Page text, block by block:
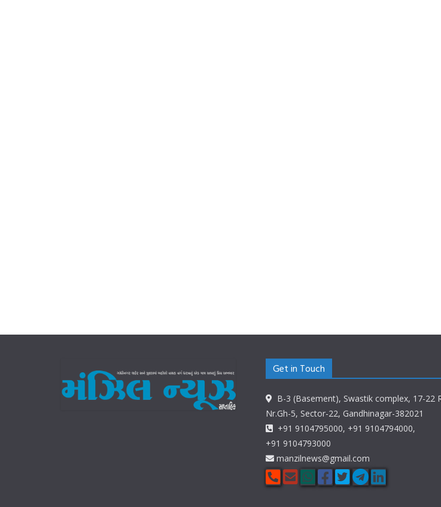
Get in Touch
B-3 (Basement), Swastik complex, 17-22
Nr.Gh-5, Sector-22, Gandhinagar-382021
+91 9104795000, +91 9104794000,
+91 9104793000
manzilnews@gmail.com